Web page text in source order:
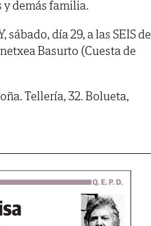
demás familia.
sábado, día 29, a las SEIS de
Basurto (Cuesta de
Tellería, 32. Bolueta,